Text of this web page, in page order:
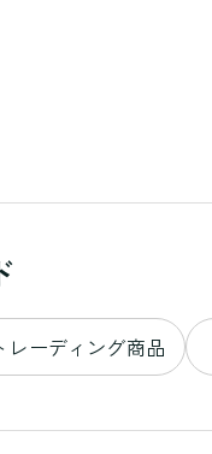
レーディング商品